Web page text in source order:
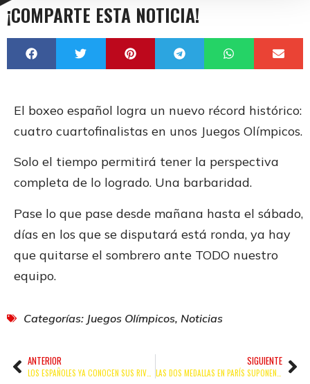
¡COMPARTE ESTA NOTICIA!
El boxeo español logra un nuevo récord histórico:
cuatro cuartofinalistas en unos Juegos Olímpicos.
Solo el tiempo permitirá tener la perspectiva
completa de lo logrado. Una barbaridad.
Pase lo que pase desde mañana hasta el sábado,
días en los que se disputará está ronda, ya hay
que quitarse el sombrero ante TODO nuestro
equipo.
Categorías: Juegos Olímpicos, Noticias
ANTERIOR SIGUIENTE